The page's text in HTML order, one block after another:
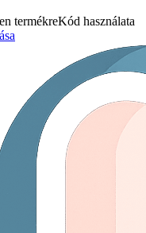
termékreKód használata